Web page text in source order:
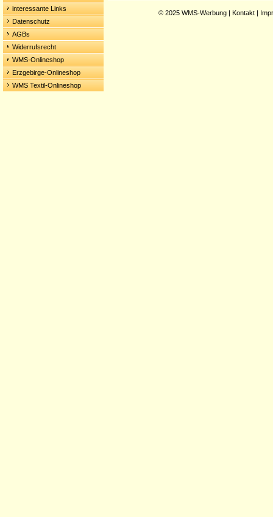
interessante Links
Datenschutz
AGBs
Widerrufsrecht
WMS-Onlineshop
Erzgebirge-Onlineshop
WMS Textil-Onlineshop
© 2025 WMS-Werbung | Kontakt |